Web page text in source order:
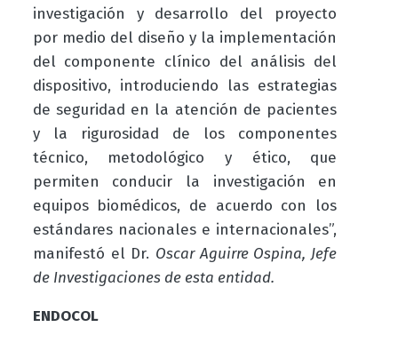
investigación y desarrollo del proyecto
por medio del diseño y la implementación
del componente clínico del análisis del
dispositivo, introduciendo las estrategias
de seguridad en la atención de pacientes
y la rigurosidad de los componentes
técnico, metodológico y ético, que
permiten conducir la investigación en
equipos biomédicos, de acuerdo con los
estándares nacionales e internacionales”,
manifestó el Dr. Oscar Aguirre Ospina, Jefe
de Investigaciones de esta entidad.
ENDOCOL